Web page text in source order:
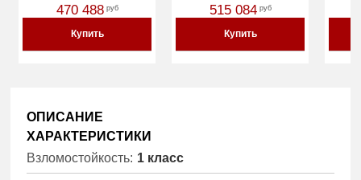
470 488 руб
Купить
515 084 руб
Купить
ОПИСАНИЕ
ХАРАКТЕРИСТИКИ
Взломостойкость: 1 класс